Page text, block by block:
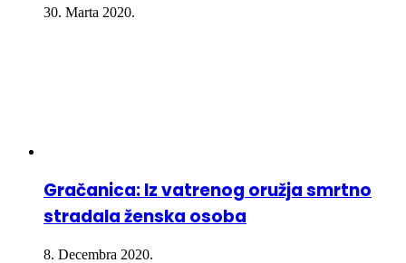
30. Marta 2020.
Gračanica: Iz vatrenog oružja smrtno
stradala ženska osoba
8. Decembra 2020.